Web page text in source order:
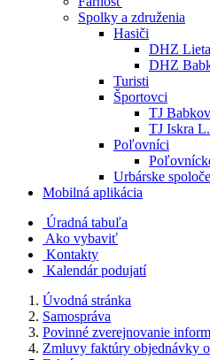
Spolky a združenia
Hasiči
DHZ
DHZ
Turisti
Športovci
TJ Babkov
TJ Iskra
Poľovníci
Urbárske
Mobilná aplikácia
Úradná tabuľa
Ako vybaviť
Kontakty
Kalendár podujatí
Úvodná stránka
Samospráva
Povinné zverejnovanie
Zmluvy faktúry objednávky